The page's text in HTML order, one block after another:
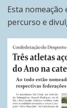
Esta
percurso e